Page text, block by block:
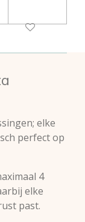
elke
perfect op
4
elke
past.